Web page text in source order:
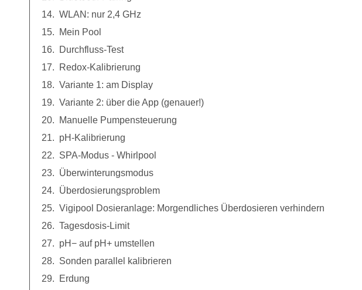
WLAN: nur 2,4 GHz
Mein Pool
Durchfluss-Test
Redox-Kalibrierung
Variante 1: am Display
Variante 2: über die App (genauer!)
Manuelle Pumpensteuerung
pH-Kalibrierung
SPA-Modus - Whirlpool
Überwinterungsmodus
Überdosierungsproblem
Vigipool Dosieranlage: Morgendliches Überdosieren verhindern
Tagesdosis-Limit
pH− auf pH+ umstellen
Sonden parallel kalibrieren
Erdung